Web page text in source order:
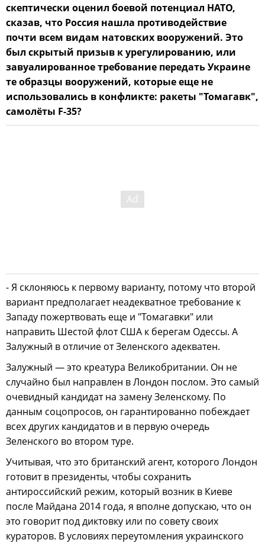
скептически оценил боевой потенциал НАТО,
сказав, что Россия нашла противодействие
почти всем видам натовских вооружений. Это
был скрытый призыв к урегулированию, или
завуалированное требование передать Украине
те образцы вооружений, которые еще не
использовались в конфликте: ракеты "Томагавк",
самолёты F-35?
- Я склоняюсь к первому варианту, потому что второй
вариант предполагает неадекватное требование к
Западу пожертвовать еще и "Томагавки" или
направить Шестой флот США к берегам Одессы. А
Залужный в отличие от Зеленского адекватен.
Залужный — это креатура Великобритании. Он не
случайно был направлен в Лондон послом. Это самый
очевидный кандидат на замену Зеленскому. По
данным соцопросов, он гарантированно побеждает
всех других кандидатов и в первую очередь
Зеленского во втором туре.
Учитывая, что это британский агент, которого Лондон
готовит в президенты, чтобы сохранить
антироссийский режим, который возник в Киеве
после Майдана 2014 года, я вполне допускаю, что он
это говорит под диктовку или по совету своих
кураторов. В условиях переутомления украинского